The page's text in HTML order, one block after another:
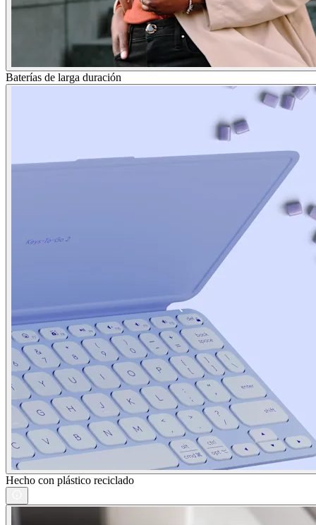
Baterías de larga duración
Hecho con plástico reciclado